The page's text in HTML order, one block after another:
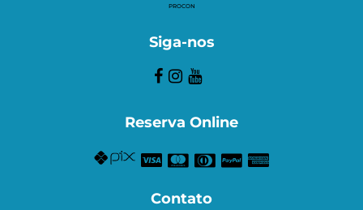
PROCON
Siga-nos
Reserva Online
Contato